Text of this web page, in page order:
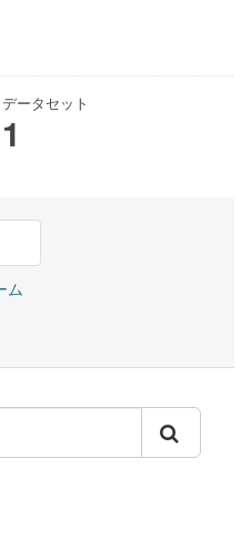
データセット
1
ム